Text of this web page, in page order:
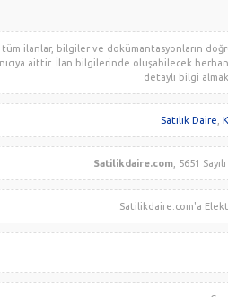
ilanlar, bilgiler ve dokümantasyonların
aittir. İlan bilgilerinde oluşabilecek
detaylı bilgi
Satılık Daire
Satilikdaire.com, 5651
Satilikdaire.com'a